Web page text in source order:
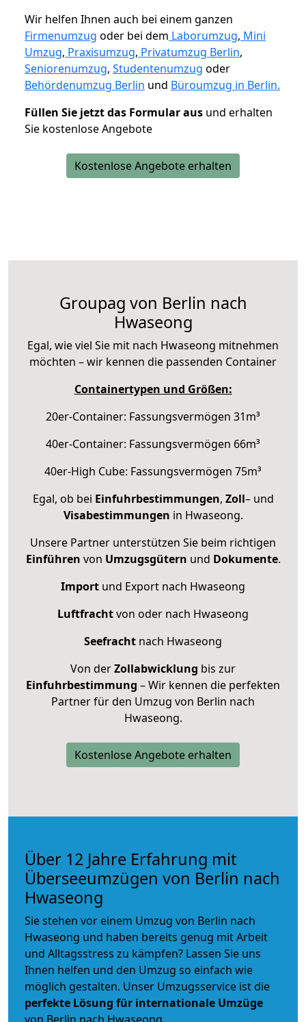
Wir helfen Ihnen auch bei einem ganzen
Firmenumzug oder bei dem Laborumzug, Mini
Umzug, Praxisumzug, Privatumzug Berlin,
Seniorenumzug, Studentenumzug oder
Behördenumzug Berlin und Büroumzug in Berlin.
Füllen Sie jetzt das Formular aus und erhalten
Sie kostenlose Angebote
Kostenlose Angebote erhalten
Groupag von Berlin nach
Hwaseong
Egal, wie viel Sie mit nach Hwaseong mitnehmen
möchten – wir kennen die passenden Container
Containertypen und Größen:
20er-Container: Fassungsvermögen 31m³
40er-Container: Fassungsvermögen 66m³
40er-High Cube: Fassungsvermögen 75m³
Egal, ob bei Einfuhrbestimmungen, Zoll– und
Visabestimmungen in Hwaseong.
Unsere Partner unterstützen Sie beim richtigen
Einführen von Umzugsgütern und Dokumente.
Import und Export nach Hwaseong
Luftfrachtvon oder nach Hwaseong
Seefracht nach Hwaseong
Von derZollabwicklung bis zur
Einfuhrbestimmung – Wir kennen die perfekten
Partner für den Umzug von Berlin nach
Hwaseong.
Kostenlose Angebote erhalten
Über 12 Jahre Erfahrung mit
Überseeumzügen von Berlin nach
Hwaseong
Sie stehen vor einem Umzug von Berlin nach
Hwaseong und haben bereits genug mit Arbeit
und Alltagsstress zu kämpfen? Lassen Sie uns
Ihnen helfen und den Umzug so einfach wie
möglich gestalten. Unser Umzugsservice ist die
perfekte Lösung für internationale Umzüge